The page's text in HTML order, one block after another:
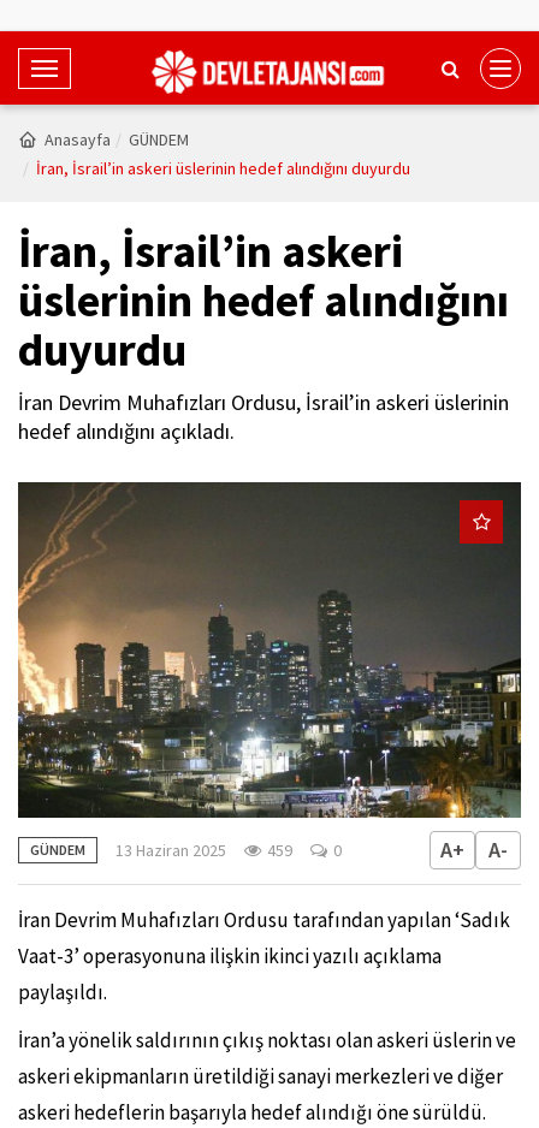
T
o
g
N
v
g
t
o
Anasayfa
GÜNDEM
İran, İsrail’in askeri üslerinin hedef alındığını duyurdu
İran, İsrail’in askeri
üslerinin hedef alındığını
duyurdu
İran Devrim Muhafızları Ordusu, İsrail’in askeri üslerinin
hedef alındığını açıkladı.
GÜNDEM 13 Haziran 2025 459 0 A+ A-
İran Devrim Muhafızları Ordusu tarafından yapılan ‘Sadık
Vaat-3’ operasyonuna ilişkin ikinci yazılı açıklama
paylaşıldı.
İran’a yönelik saldırının çıkış noktası olan askeri üslerin ve
askeri ekipmanların üretildiği sanayi merkezleri ve diğer
askeri hedeflerin başarıyla hedef alındığı öne sürüldü.